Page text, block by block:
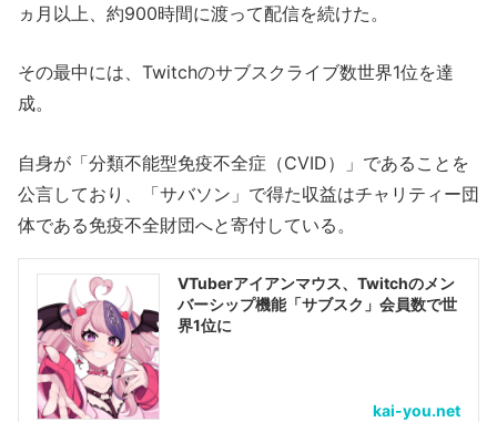
ヵ月以上、約900時間に渡って配信を続けた。
その最中には、Twitchのサブスクライブ数世界1位を達
成。
自身が「分類不能型免疫不全症（CVID）」であることを
公言しており、「サバソン」で得た収益はチャリティー団
体である免疫不全財団へと寄付している。
VTuberアイアンマウス、Twitchのメン
バーシップ機能「サブスク」会員数で世
界1位に
kai-you.net